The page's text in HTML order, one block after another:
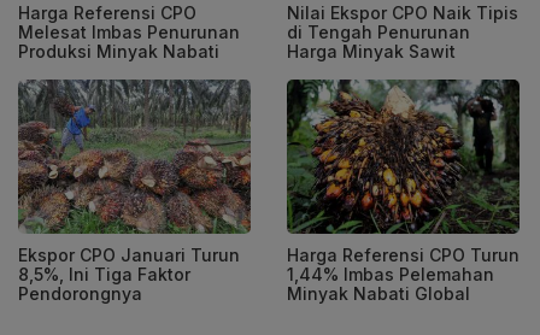
Harga Referensi CPO
Melesat Imbas Penurunan
Produksi Minyak Nabati
Nilai Ekspor CPO Naik Tipis
di Tengah Penurunan
Harga Minyak Sawit
Ekspor CPO Januari Turun
8,5%, Ini Tiga Faktor
Pendorongnya
Harga Referensi CPO Turun
1,44% Imbas Pelemahan
Minyak Nabati Global